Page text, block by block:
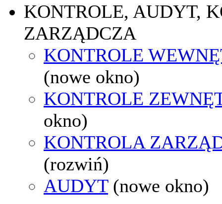
KONTROLE, AUDYT,
ZARZĄDCZA
KONTROLE
(nowe okno)
KONTROLE
okno)
KONTROLA
(rozwiń)
AUDYT (nowe okno)